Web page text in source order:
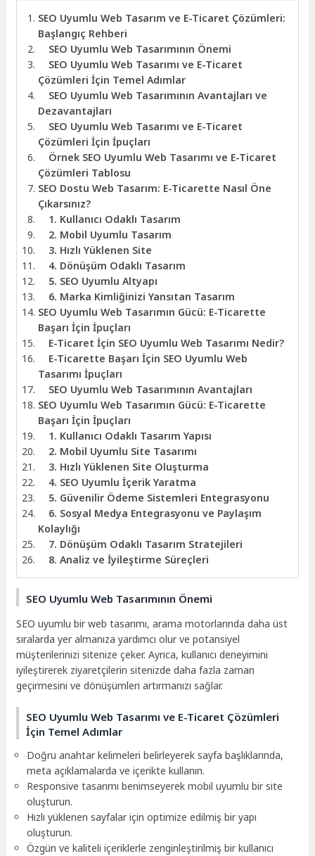
SEO Uyumlu Web Tasarım ve E-Ticaret Çözümleri:
Başlangıç Rehberi
SEO Uyumlu Web Tasarımının Önemi
SEO Uyumlu Web Tasarımı ve E-Ticaret
Çözümleri İçin Temel Adımlar
SEO Uyumlu Web Tasarımının Avantajları ve
Dezavantajları
SEO Uyumlu Web Tasarımı ve E-Ticaret
Çözümleri İçin İpuçları
Örnek SEO Uyumlu Web Tasarımı ve E-Ticaret
Çözümleri Tablosu
SEO Dostu Web Tasarım: E-Ticarette Nasıl Öne
Çıkarsınız?
1. Kullanıcı Odaklı Tasarım
2. Mobil Uyumlu Tasarım
3. Hızlı Yüklenen Site
4. Dönüşüm Odaklı Tasarım
5. SEO Uyumlu Altyapı
6. Marka Kimliğinizi Yansıtan Tasarım
SEO Uyumlu Web Tasarımın Gücü: E-Ticarette
Başarı İçin İpuçları
E-Ticaret İçin SEO Uyumlu Web Tasarımı Nedir?
E-Ticarette Başarı İçin SEO Uyumlu Web
Tasarımı İpuçları
SEO Uyumlu Web Tasarımının Avantajları
SEO Uyumlu Web Tasarımın Gücü: E-Ticarette
Başarı İçin İpuçları
1. Kullanıcı Odaklı Tasarım Yapısı
2. Mobil Uyumlu Site Tasarımı
3. Hızlı Yüklenen Site Oluşturma
4. SEO Uyumlu İçerik Yaratma
5. Güvenilir Ödeme Sistemleri Entegrasyonu
6. Sosyal Medya Entegrasyonu ve Paylaşım
Kolaylığı
7. Dönüşüm Odaklı Tasarım Stratejileri
8. Analiz ve İyileştirme Süreçleri
SEO Uyumlu Web Tasarımının Önemi
SEO uyumlu bir web tasarımı, arama motorlarında daha üst
sıralarda yer almanıza yardımcı olur ve potansiyel
müşterilerinizi sitenize çeker. Ayrıca, kullanıcı deneyimini
iyileştirerek ziyaretçilerin sitenizde daha fazla zaman
geçirmesini ve dönüşümleri artırmanızı sağlar.
SEO Uyumlu Web Tasarımı ve E-Ticaret Çözümleri
İçin Temel Adımlar
Doğru anahtar kelimeleri belirleyerek sayfa başlıklarında,
meta açıklamalarda ve içerikte kullanın.
Responsive tasarımı benimseyerek mobil uyumlu bir site
oluşturun.
Hızlı yüklenen sayfalar için optimize edilmiş bir yapı
oluşturun.
Özgün ve kaliteli içeriklerle zenginleştirilmiş bir kullanıcı